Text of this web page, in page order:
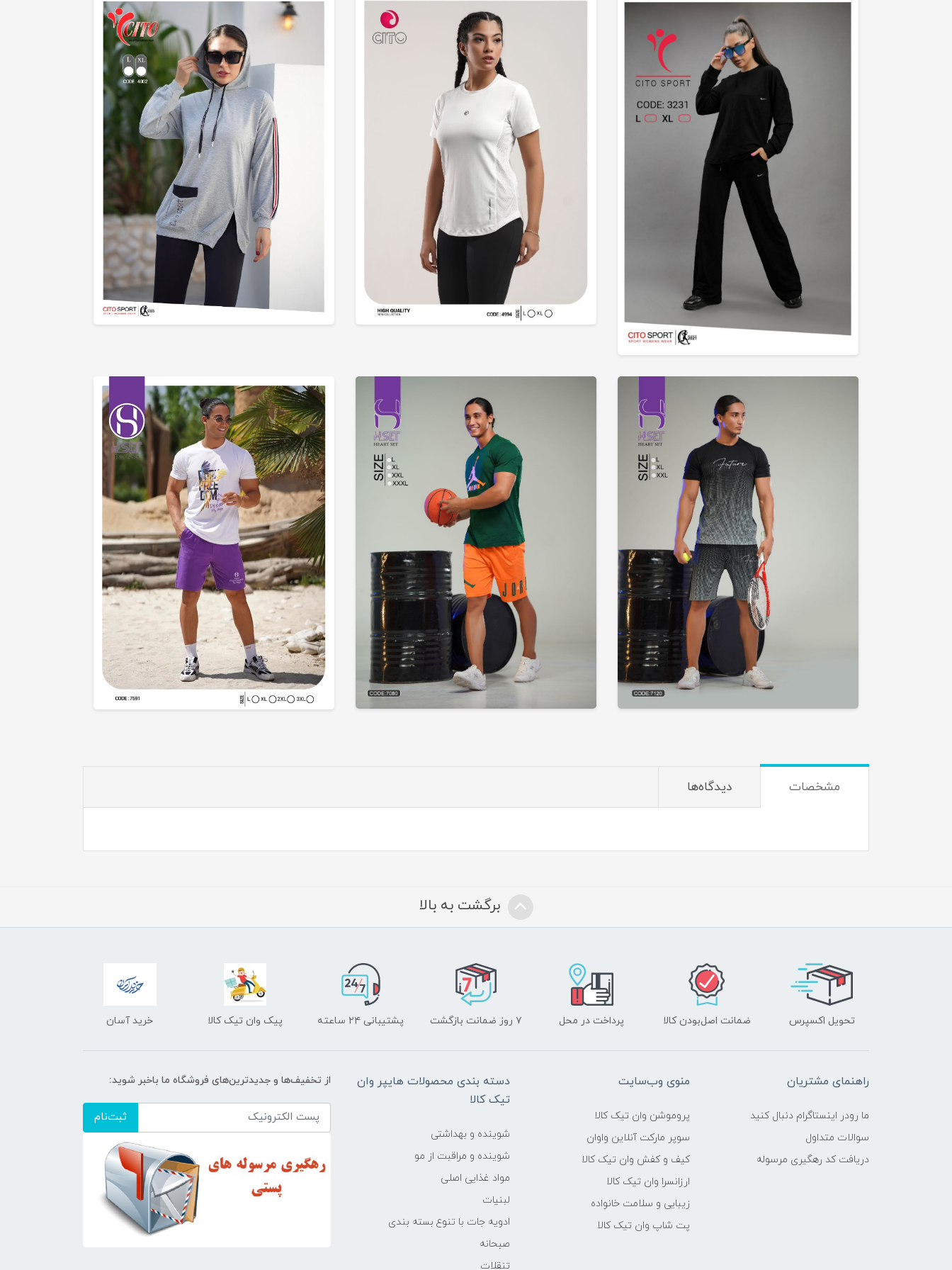
مشخصات دیدگاه‌ها
برگشت به بالا
تحویل اکسپرس ضمانت اصل‌بودن کالا پرداخت در محل ۷ روز ضمانت بازگشت پشتیبانی ۲۴ ساعته پیک وان تیک کالا خرید آسان
راهنمای مشتریان
ما رودر اینستاگرام دنبال کنید
سوالات متداول
دریافت کد رهگیری مرسوله
منوی وب‌سایت
پروموشن وان تیک کالا
سوپر مارکت آنلاین واوان
کیف و کفش وان تیک کالا
ارزانسرا وان تیک کالا
زیبایی و سلامت خانواده
پت شاپ وان تیک کالا
دسته بندی محصولات هایپر وان
تیک کالا
شوینده و بهداشتی
شوینده و مراقبت از مو
مواد غذایی اصلی
لبنیات
ادویه جات با تنوع بسته بندی
صبحانه
تنقلات
از تخفیف‌ها و جدیدترین‌های فروشگاه ما باخبر شوید:
ثبت‌نام